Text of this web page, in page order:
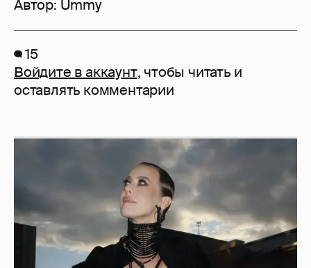
Автор: Ummy
15
Войдите в аккаунт, чтобы читать и
оставлять комментарии